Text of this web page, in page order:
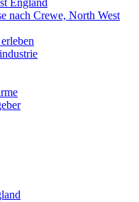
England
nach Crewe, North West